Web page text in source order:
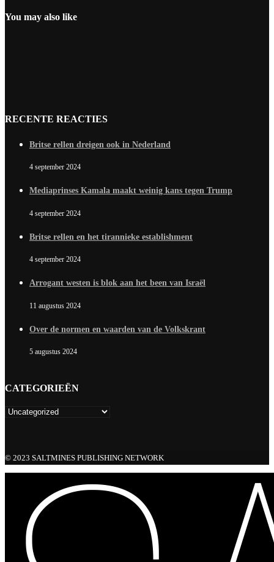
You may also like
RECENTE REACTIES
Britse rellen dreigen ook in Nederland
4 september 2024
Mediaprinses Kamala maakt weinig kans tegen Trump
4 september 2024
Britse rellen en het tirannieke establishment
4 september 2024
Arrogant westen is blok aan het been van Israël
11 augustus 2024
Over de normen en waarden van de Volkskrant
5 augustus 2024
CATEGORIEËN
© 2023 SALTMINES PUBLISHING NETWORK